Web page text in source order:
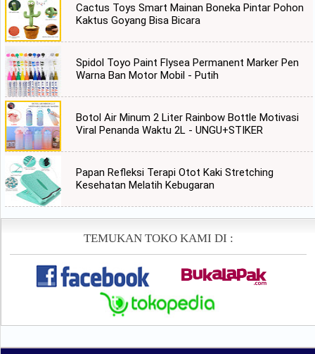
Cactus Toys Smart Mainan Boneka Pintar Pohon
Kaktus Goyang Bisa Bicara
Spidol Toyo Paint Flysea Permanent Marker Pen
Warna Ban Motor Mobil - Putih
Botol Air Minum 2 Liter Rainbow Bottle Motivasi
Viral Penanda Waktu 2L - UNGU+STIKER
Papan Refleksi Terapi Otot Kaki Stretching
Kesehatan Melatih Kebugaran
TEMUKAN TOKO KAMI DI :